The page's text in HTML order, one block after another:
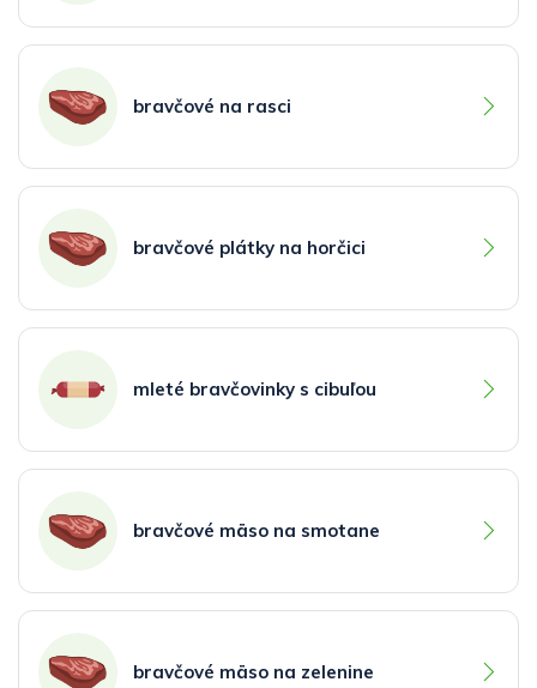
bravčové na rasci
bravčové plátky na horčici
mleté bravčovinky s cibuľou
bravčové mäso na smotane
bravčové mäso na zelenine